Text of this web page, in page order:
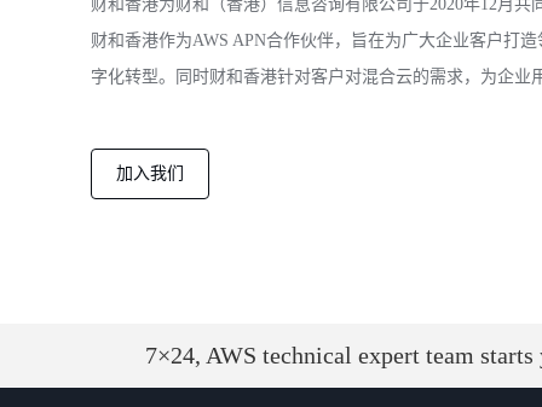
财和香港为财和（香港）信息咨询有限公司于2020年12月共
财和香港作为AWS APN合作伙伴，旨在为广大企业客户打
字化转型。同时财和香港针对客户对混合云的需求，为企
加入我们
7×24, AWS technical expert team